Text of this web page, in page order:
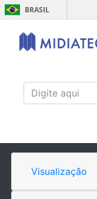
BRASIL
Visualização